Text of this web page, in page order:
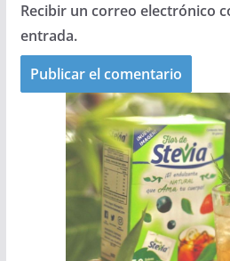
Recibir un correo electrónico
entrada.